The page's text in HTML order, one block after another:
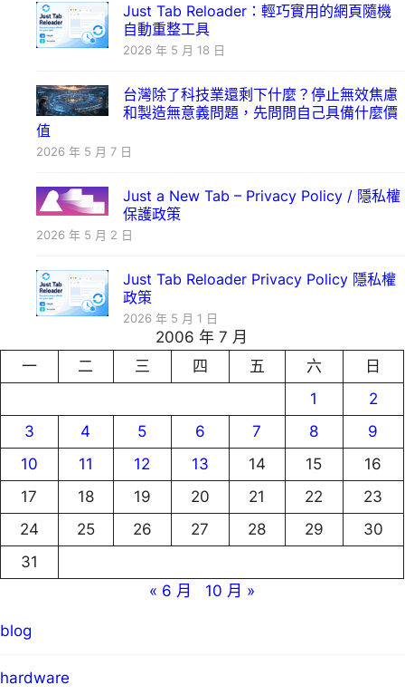
Just Tab Reloader：輕巧實用的網頁隨機
自動重整工具
2026 年 5 月 18 日
台灣除了科技業還剩下什麼？停止無效焦慮
和製造無意義問題，先問問自己具備什麼價
值
2026 年 5 月 7 日
Just a New Tab – Privacy Policy / 隱私權
保護政策
2026 年 5 月 2 日
Just Tab Reloader Privacy Policy 隱私權
政策
2026 年 5 月 1 日
2006 年 7 月
一
二 三 四 五 六
日
1
2
3
4 5 6 7 8
9
10
11 12 13 14 15
16
17
18 19 20 21 22
23
24
25 26 27 28 29
30
31
« 6 月
10 月 »
blog
hardware